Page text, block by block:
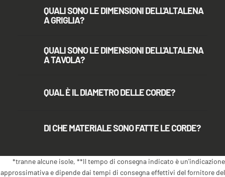
QUALI SONO LE DIMENSIONI DELL'ALTALENA
A GRIGLIA?
QUALI SONO LE DIMENSIONI DELL'ALTALENA
A TAVOLA?
QUAL È IL DIAMETRO DELLE CORDE?
DI CHE MATERIALE SONO FATTE LE CORDE?
*tranne alcune isole, **Il tempo di consegna indicato è un'indicazione
approssimativa e dipende dai tempi di consegna effettivi del fornitore del